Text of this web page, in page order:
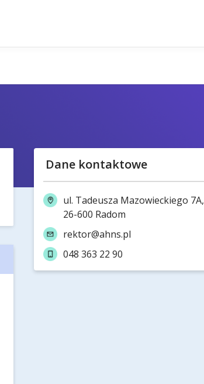
Dane kontaktowe
ul. Tadeusza Mazowieckiego 7A,
26-600 Radom
rektor@ahns.pl
048 363 22 90